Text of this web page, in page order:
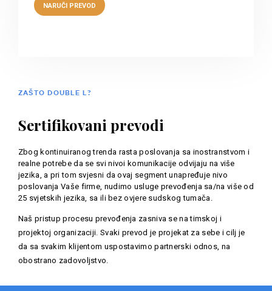
ZAŠTO DOUBLE L?
Sertifikovani prevodi
Zbog kontinuiranog trenda rasta poslovanja sa inostranstvom i
realne potrebe da se svi nivoi komunikacije odvijaju na više
jezika, a pri tom svjesni da ovaj segment unapređuje nivo
poslovanja Vaše firme, nudimo usluge prevođenja sa/na više od
25 svjetskih jezika, sa ili bez ovjere sudskog tumača.
Naš pristup procesu prevođenja zasniva se na timskoj i
projektoj organizaciji. Svaki prevod je projekat za sebe i cilj je
da sa svakim klijentom uspostavimo partnerski odnos, na
obostrano zadovoljstvo.